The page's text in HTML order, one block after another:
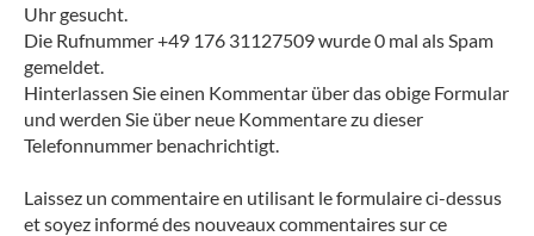
Uhr gesucht.
Die Rufnummer +49 176 31127509 wurde 0 mal als Spam
gemeldet.
Hinterlassen Sie einen Kommentar über das obige Formular
und werden Sie über neue Kommentare zu dieser
Telefonnummer benachrichtigt.
Laissez un commentaire en utilisant le formulaire ci-dessus
et soyez informé des nouveaux commentaires sur ce